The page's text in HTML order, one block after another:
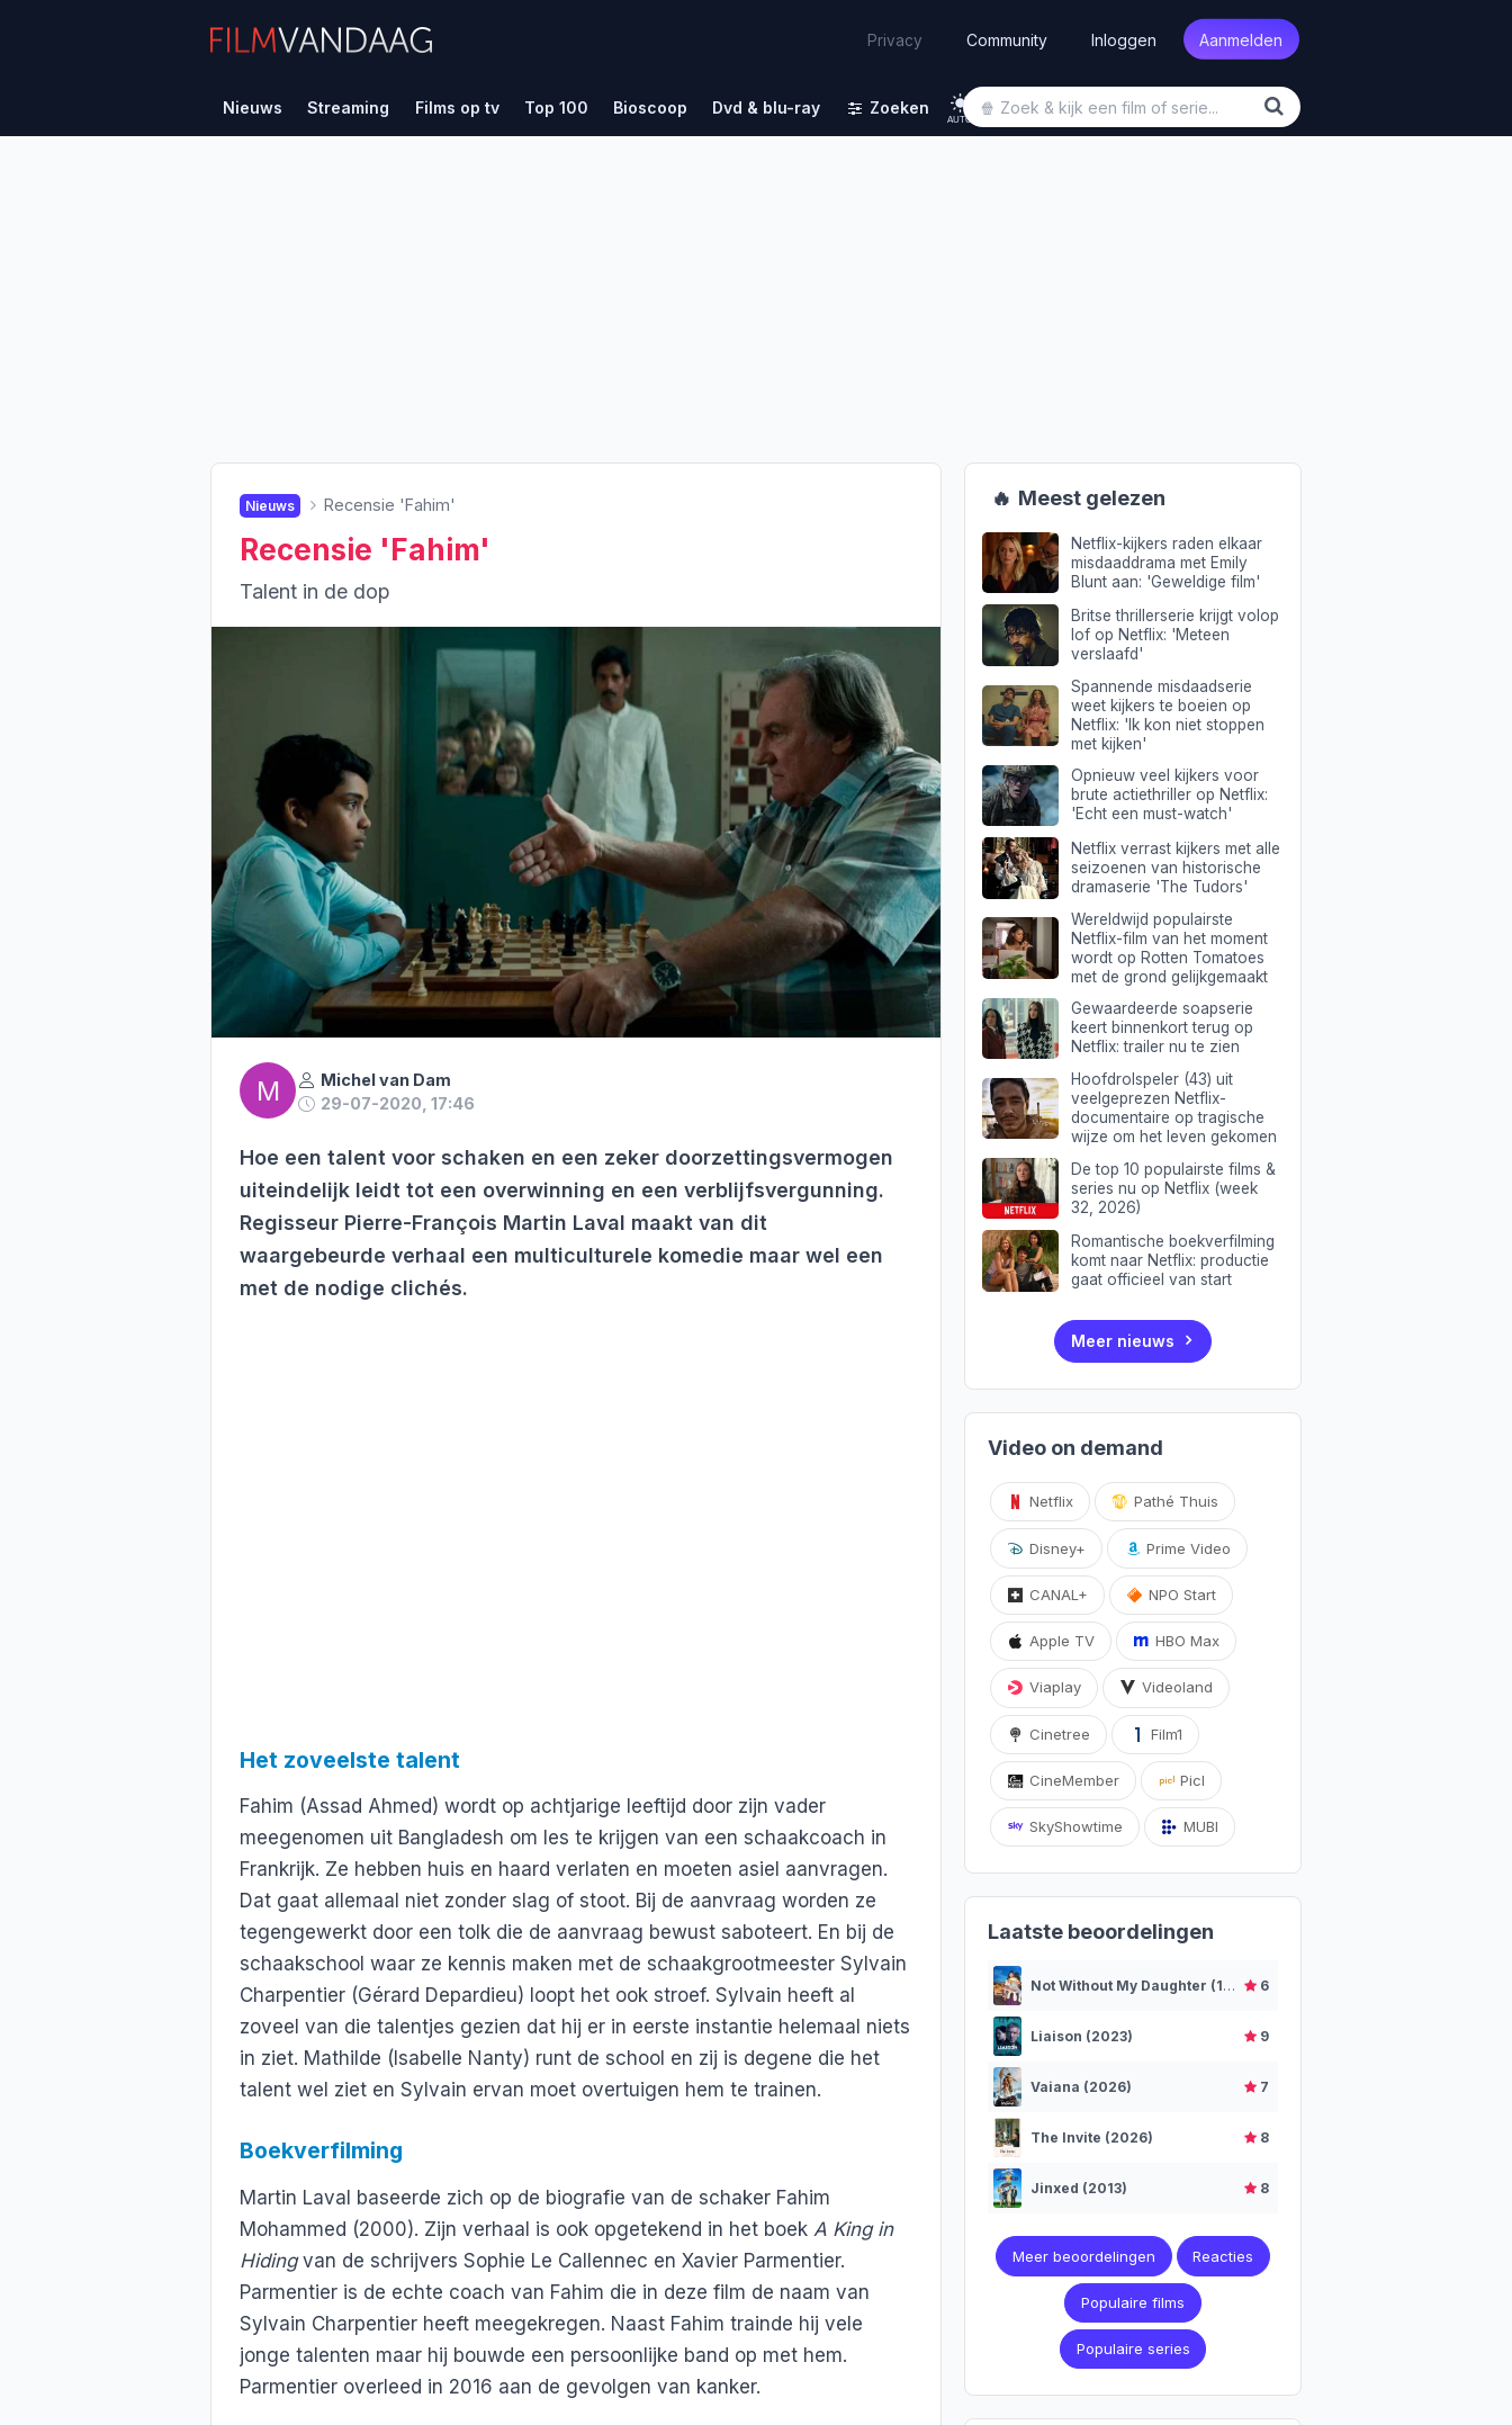
Privacy Community Inloggen Aanmelden
Nieuws Streaming Films op tv Top 100 Bioscoop Dvd & blu-ray Zoeken
AUTO
Nieuws Recensie 'Fahim'
Recensie 'Fahim'
Talent in de dop
M
Michel van Dam
29-07-2020, 17:46
Hoe een talent voor schaken en een zeker doorzettingsvermogen
uiteindelijk leidt tot een overwinning en een verblijfsvergunning.
Regisseur Pierre-François Martin Laval maakt van dit
waargebeurde verhaal een multiculturele komedie maar wel een
met de nodige clichés.
Het zoveelste talent
Fahim (Assad Ahmed) wordt op achtjarige leeftijd door zijn vader
meegenomen uit Bangladesh om les te krijgen van een schaakcoach in
Frankrijk. Ze hebben huis en haard verlaten en moeten asiel aanvragen.
Dat gaat allemaal niet zonder slag of stoot. Bij de aanvraag worden ze
tegengewerkt door een tolk die de aanvraag bewust saboteert. En bij de
schaakschool waar ze kennis maken met de schaakgrootmeester Sylvain
Charpentier (Gérard Depardieu) loopt het ook stroef. Sylvain heeft al
zoveel van die talentjes gezien dat hij er in eerste instantie helemaal niets
in ziet. Mathilde (Isabelle Nanty) runt de school en zij is degene die het
talent wel ziet en Sylvain ervan moet overtuigen hem te trainen.
Boekverfilming
Martin Laval baseerde zich op de biografie van de schaker Fahim
Mohammed (2000). Zijn verhaal is ook opgetekend in het boek A King in
Hidingvan de schrijvers Sophie Le Callennec en Xavier Parmentier.
Parmentier is de echte coach van Fahim die in deze film de naam van
Sylvain Charpentier heeft meegekregen. Naast Fahim trainde hij vele
jonge talenten maar hij bouwde een persoonlijke band op met hem.
Parmentier overleed in 2016 aan de gevolgen van kanker.
🔥 Meest gelezen
Netflix-kijkers raden elkaar
misdaaddrama met Emily
Blunt aan: 'Geweldige film'
Britse thrillerserie krijgt volop
lof op Netflix: 'Meteen
verslaafd'
Spannende misdaadserie
weet kijkers te boeien op
Netflix: 'Ik kon niet stoppen
met kijken'
Opnieuw veel kijkers voor
brute actiethriller op Netflix:
'Echt een must-watch'
Netflix verrast kijkers met alle
seizoenen van historische
dramaserie 'The Tudors'
Wereldwijd populairste
Netflix-film van het moment
wordt op Rotten Tomatoes
met de grond gelijkgemaakt
Gewaardeerde soapserie
keert binnenkort terug op
Netflix: trailer nu te zien
Hoofdrolspeler (43) uit
veelgeprezen Netflix-
documentaire op tragische
wijze om het leven gekomen
De top 10 populairste films &
series nu op Netflix (week
32, 2026)
Romantische boekverfilming
komt naar Netflix: productie
gaat officieel van start
Meer nieuws
Video on demand
Netflix Pathé Thuis
Disney+ Prime Video
CANAL+ NPO Start
Apple TV HBO Max
Viaplay Videoland
Cinetree Film1
CineMember Picl
SkyShowtime MUBI
Laatste beoordelingen
Not Without My Daughter (1991) 6
Liaison (2023) 9
Vaiana (2026) 7
The Invite (2026) 8
Jinxed (2013) 8
Meer beoordelingen Reacties
Populaire films
Populaire series